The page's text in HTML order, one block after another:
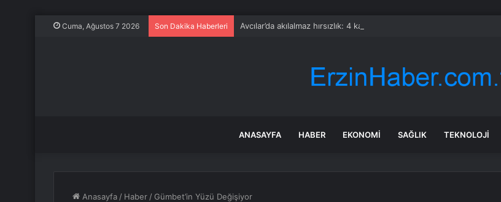
Cuma, Ağustos 7 2026 Son Dakika Haberleri Avcılar’da akılalmaz hırsızlık: 4 kadın 100 kiloluk buzdolabını böyle çaldı
ANASAYFA HABER EKONOMI SAĞLIK TEKNOLOJI
Anasayfa / Haber / Gümbet’in Yüzü Değişiyor